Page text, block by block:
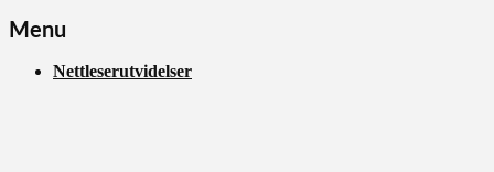
Menu
Nettleserutvidelser